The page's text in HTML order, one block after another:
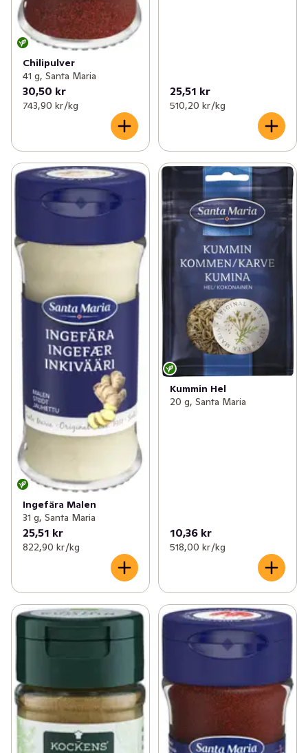
Chilipulver
41 g, Santa Maria
30,50 kr
743,90 kr /kg
25,51 kr
510,20 kr /kg
Ingefära Malen
31 g, Santa Maria
25,51 kr
822,90 kr /kg
Kummin Hel
20 g, Santa Maria
10,36 kr
518,00 kr /kg